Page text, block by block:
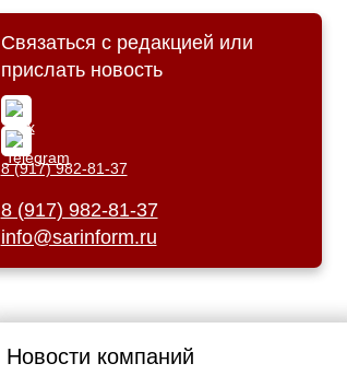
Связаться с редакцией или
прислать новость
8 (917) 982-81-37
8 (917) 982-81-37
info@sarinform.ru
Новости компаний